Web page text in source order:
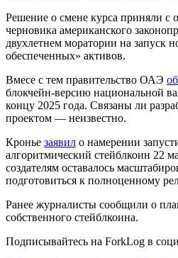
Решение о смене курса приняли с
черновика американского
двухлетнем моратории на запуск
обеспеченных» активов.
Вмесе с тем правительство ОАЭ
блокчейн-версию национальной
концу 2025 года. Связаны ли
проектом — неизвестно.
Кронье заявил о намерении
алгоритмический стейблкоин 22
создателям оставалось
подготовиться к полноценному
Ранее журналисты сообщили о
собственного стейблкоина.
Подписывайтесь на ForkLog в